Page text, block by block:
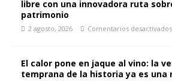
libre con una innovadora ruta
patrimonio
2 agosto, 2026 Comentarios desactivados
El calor pone en jaque al vino: la
temprana de la historia ya es una